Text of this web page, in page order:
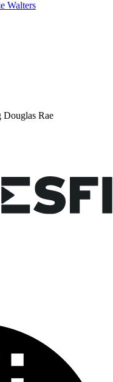
Walters
Douglas Rae